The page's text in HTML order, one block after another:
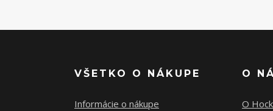
VŠETKO O NÁKUPE
Informácie o nákupe
O
O